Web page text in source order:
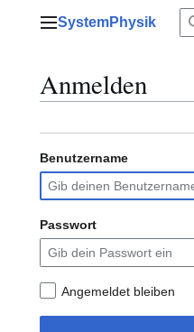
Hauptmenü
SystemPhysik
Anmelden
Benutzername
Passwort
Angemeldet bleiben